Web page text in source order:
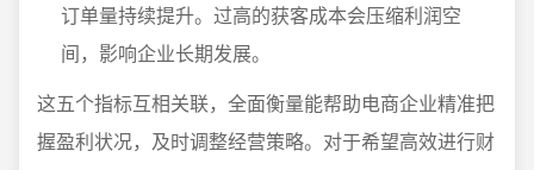
订单量持续提升。过高的获客成本会压缩利润空
间，影响企业长期发展。
这五个指标互相关联，全面衡量能帮助电商企业精准把
握盈利状况，及时调整经营策略。对于希望高效进行财